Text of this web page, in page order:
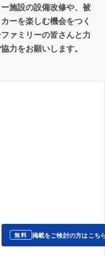
施設の設備改修や、被
ーを楽しむ機会をつく
ァミリーの皆さんと力
力をお願いします。
無料 掲載をご検討の方はこち